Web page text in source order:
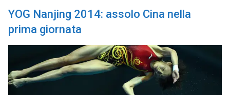
YOG Nanjing 2014: assolo Cina nella
prima giornata